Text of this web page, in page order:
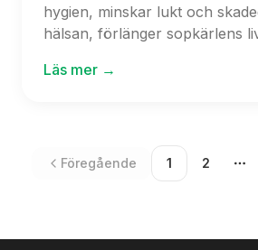
hygien, minskar lukt och
hälsan, förlänger sopkärlens
avfallshantering.
Läs mer →
Föregående 1 2